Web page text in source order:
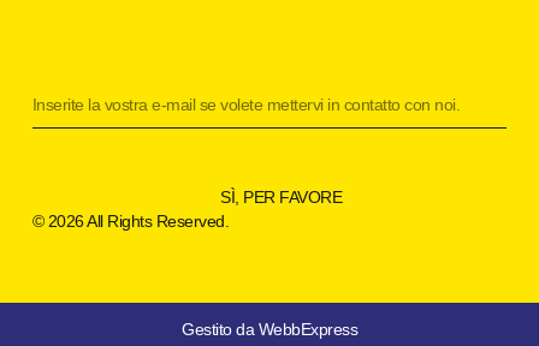
SÌ, PER FAVORE
© 2026 All Rights Reserved.
Gestito da WebbExpress